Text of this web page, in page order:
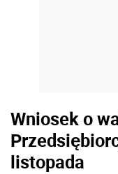
Wniosek o
listopada